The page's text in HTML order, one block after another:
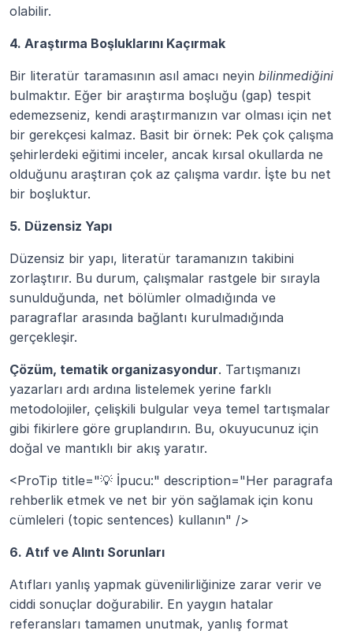
olabilir.
4. Araştırma Boşluklarını Kaçırmak
Bir literatür taramasının asıl amacı neyin bilinmediğini
bulmaktır. Eğer bir araştırma boşluğu (gap) tespit
edemezseniz, kendi araştırmanızın var olması için net
bir gerekçesi kalmaz. Basit bir örnek: Pek çok çalışma
şehirlerdeki eğitimi inceler, ancak kırsal okullarda ne
olduğunu araştıran çok az çalışma vardır. İşte bu net
bir boşluktur.
5. Düzensiz Yapı
Düzensiz bir yapı, literatür taramanızın takibini
zorlaştırır. Bu durum, çalışmalar rastgele bir sırayla
sunulduğunda, net bölümler olmadığında ve
paragraflar arasında bağlantı kurulmadığında
gerçekleşir.
Çözüm, tematik organizasyondur. Tartışmanızı
yazarları ardı ardına listelemek yerine farklı
metodolojiler, çelişkili bulgular veya temel tartışmalar
gibi fikirlere göre gruplandırın. Bu, okuyucunuz için
doğal ve mantıklı bir akış yaratır.
<ProTip title="💡 İpucu:" description="Her paragrafa
rehberlik etmek ve net bir yön sağlamak için konu
cümleleri (topic sentences) kullanın" />
6. Atıf ve Alıntı Sorunları
Atıfları yanlış yapmak güvenilirliğinize zarar verir ve
ciddi sonuçlar doğurabilir. En yaygın hatalar
referansları tamamen unutmak, yanlış format